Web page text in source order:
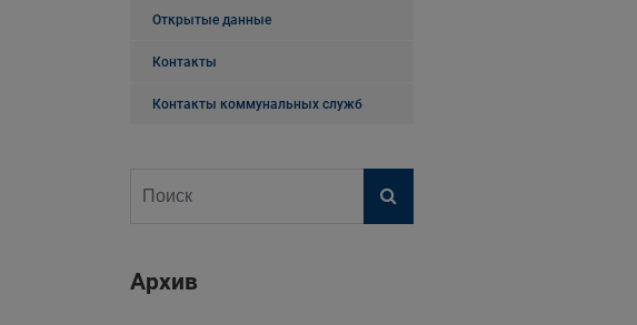
Открытые данные
Контакты
Контакты коммунальных служб
Архив